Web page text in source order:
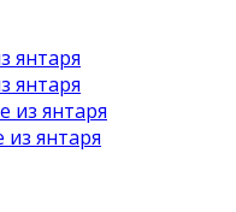
янтаря
янтаря
из янтаря
янтаря